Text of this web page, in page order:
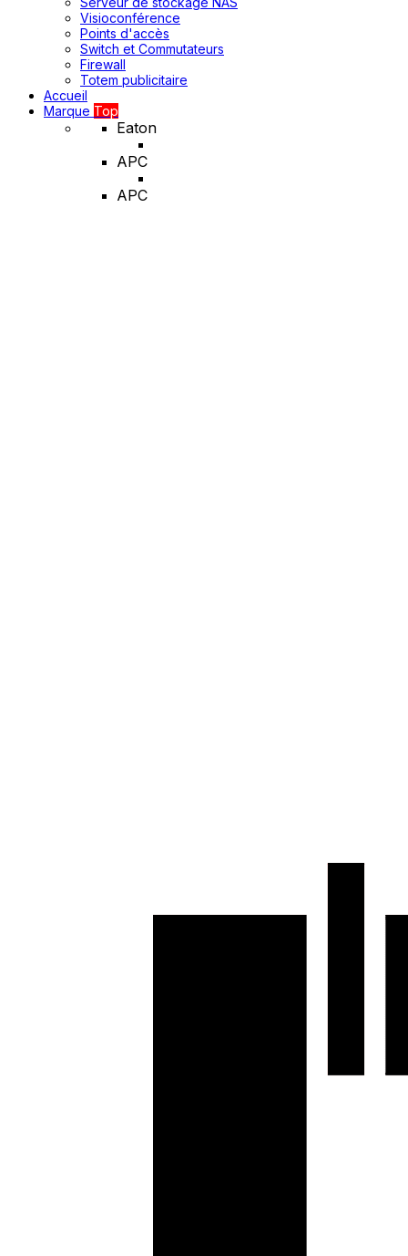
Visioconférence
Points d'accès
Switch et Commutateurs
Firewall
Totem publicitaire
Accueil
Marque Top
Eaton
APC
APC